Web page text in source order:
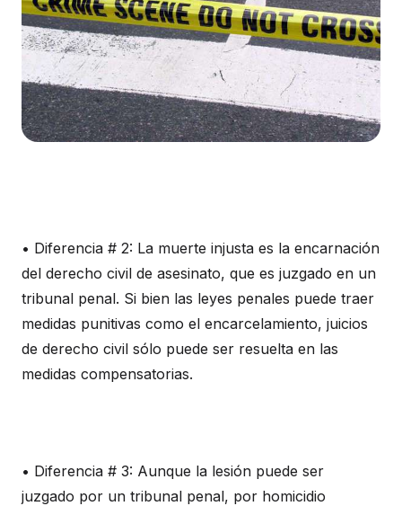
• Diferencia # 2: La muerte injusta es la encarnación
del derecho civil de asesinato, que es juzgado en un
tribunal penal. Si bien las leyes penales puede traer
medidas punitivas como el encarcelamiento, juicios
de derecho civil sólo puede ser resuelta en las
medidas compensatorias.
• Diferencia # 3: Aunque la lesión puede ser
juzgado por un tribunal penal, por homicidio